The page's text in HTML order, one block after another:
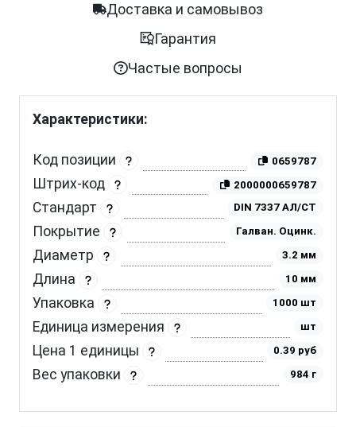
Доставка и самовывоз
Гарантия
Частые вопросы
Характеристики:
Код позиции 0659787
Штрих-код 2000000659787
Стандарт DIN 7337 АЛ/СТ
Покрытие Галван. Оцинк.
Диаметр 3.2 мм
Длина 10 мм
Упаковка 1000 шт
Единица измерения шт
Цена 1 единицы 0.39 руб
Вес упаковки 984 г